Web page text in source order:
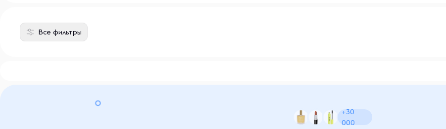
Все фильтры
+30
000